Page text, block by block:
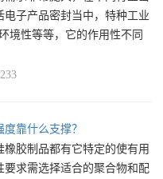
子产品密封当中，特种工业
境性等等，它的作用性不同
靠什么支撑？
胶制品都有它特定的使有用
求需选择适合的聚合物和配